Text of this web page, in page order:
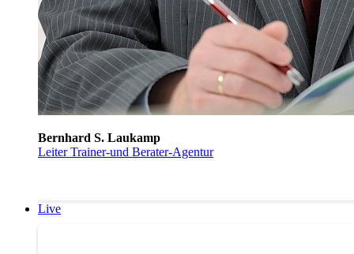
Bernhard S. Laukamp
Leiter Trainer-und Berater-Agentur
Live